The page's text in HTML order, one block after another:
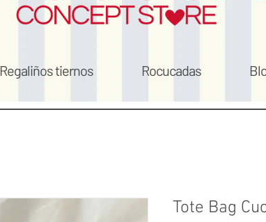
Regaliños tiernos Rocucadas
Tote Bag